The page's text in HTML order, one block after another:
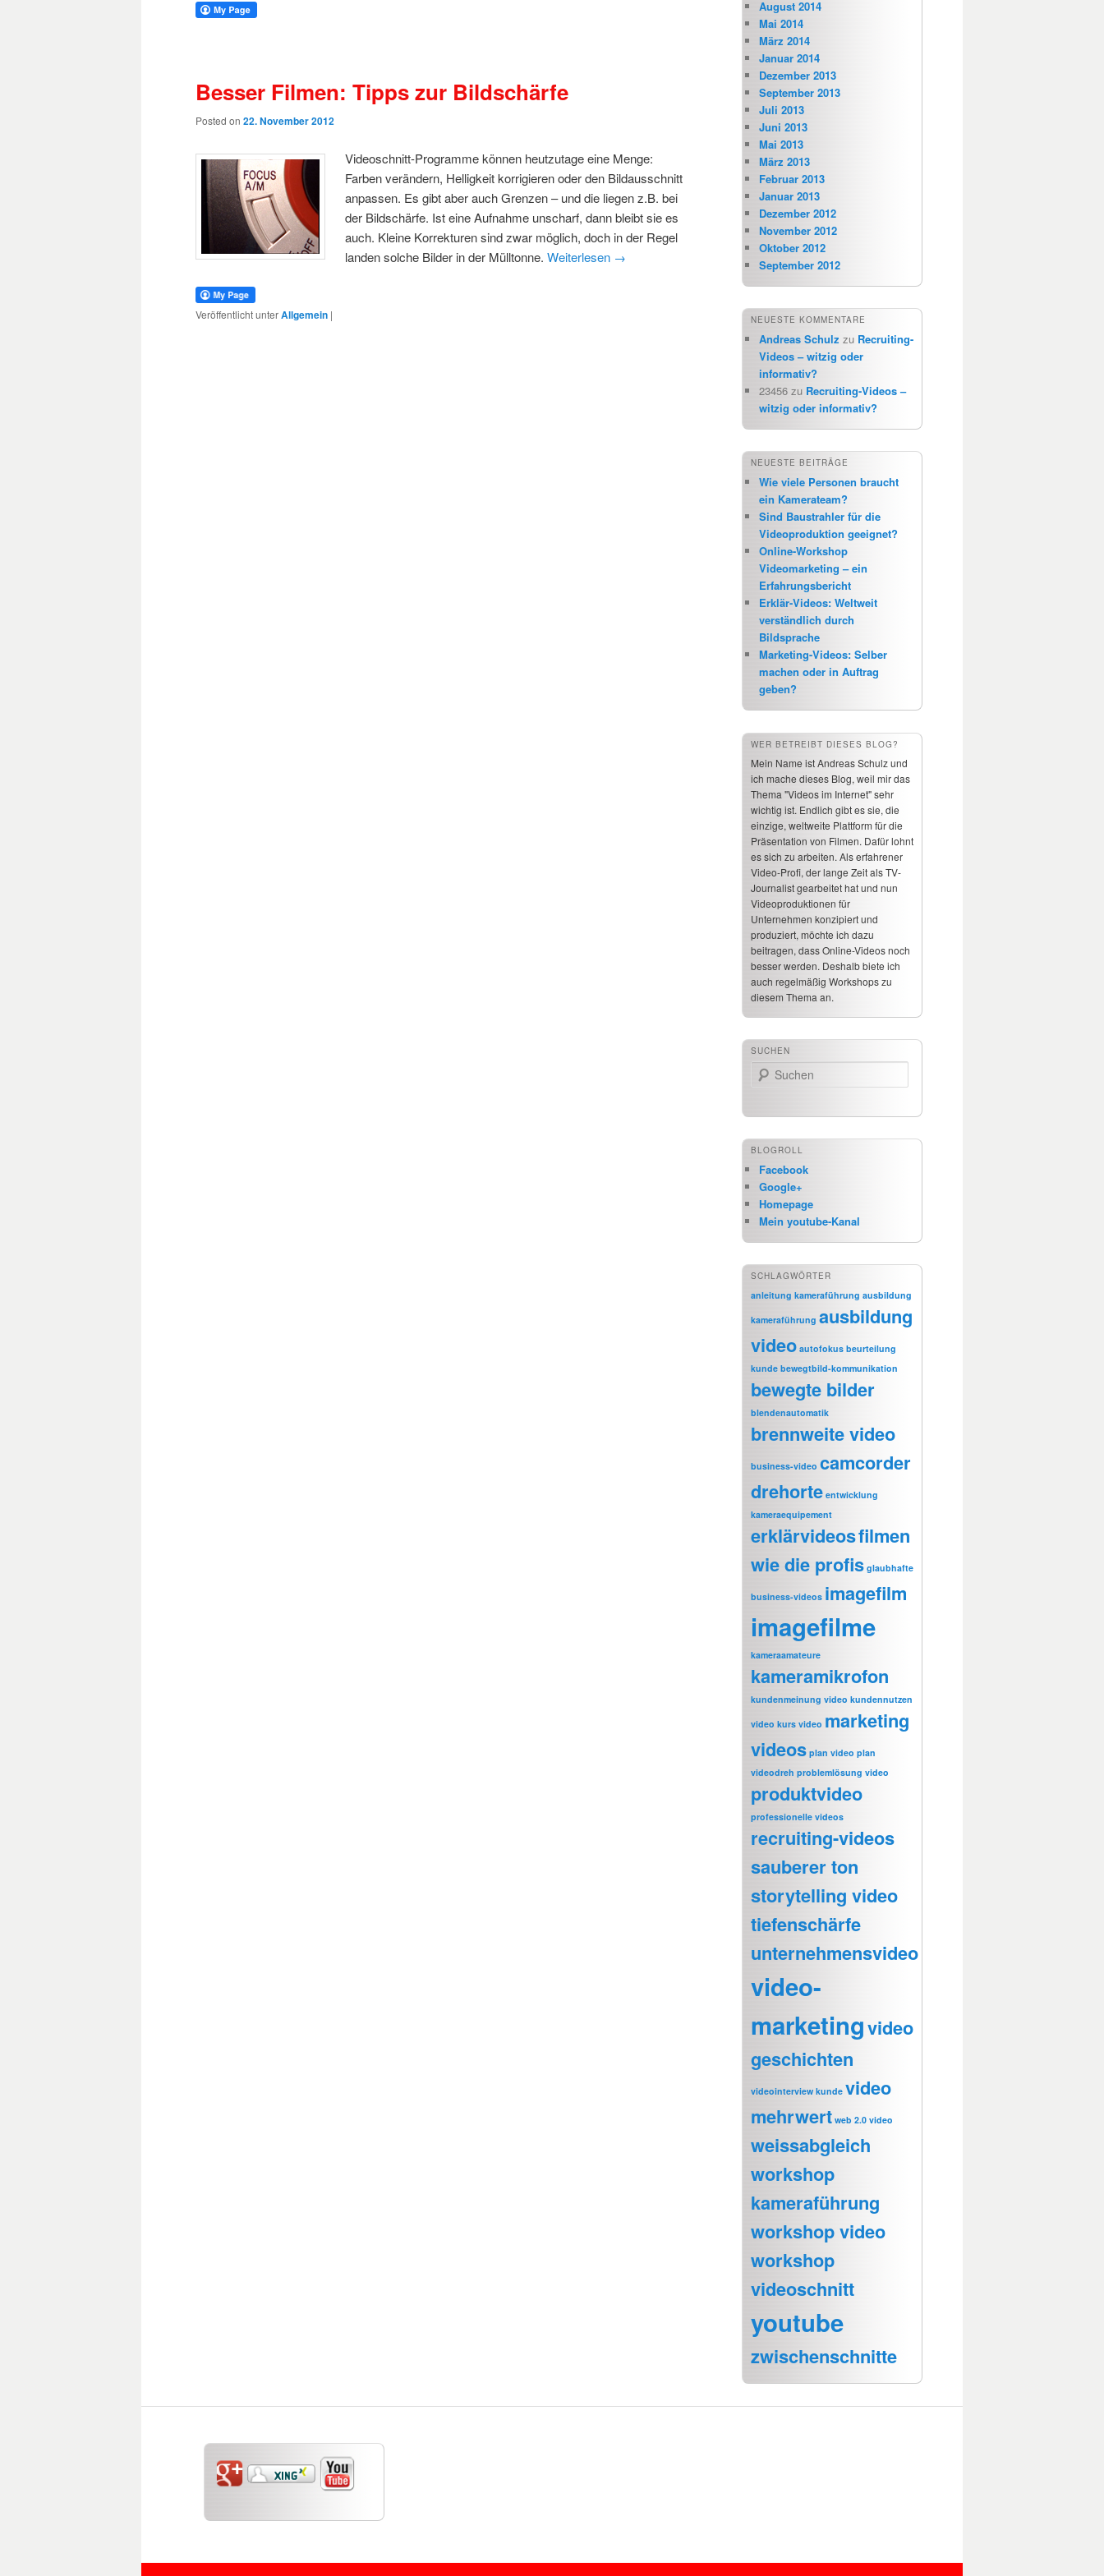
Besser Filmen: Tipps zur Bildschärfe
Posted on 22. November 2012
Videoschnitt-Programme können heutzutage eine Menge:
Farben verändern, Helligkeit korrigieren oder den Bildausschnitt
anpassen. Es gibt aber auch Grenzen – und die liegen z.B. bei
der Bildschärfe. Ist eine Aufnahme unscharf, dann bleibt sie es
auch. Kleine Korrekturen sind zwar möglich, doch in der Regel
landen solche Bilder in der Mülltonne.Weiterlesen →
Veröffentlicht unterAllgemein |
August 2014
Mai 2014
März 2014
Januar 2014
Dezember 2013
September 2013
Juli 2013
Juni 2013
Mai 2013
März 2013
Februar 2013
Januar 2013
Dezember 2012
November 2012
Oktober 2012
September 2012
NEUESTE KOMMENTARE
Andreas Schulz zu Recruiting-
Videos – witzig oder
informativ?
23456 zu Recruiting-Videos –
witzig oder informativ?
NEUESTE BEITRÄGE
Wie viele Personen braucht
ein Kamerateam?
Sind Baustrahler für die
Videoproduktion geeignet?
Online-Workshop
Videomarketing – ein
Erfahrungsbericht
Erklär-Videos: Weltweit
verständlich durch
Bildsprache
Marketing-Videos: Selber
machen oder in Auftrag
geben?
WER BETREIBT DIESES BLOG?
Mein Name ist Andreas Schulz und
ich mache dieses Blog, weil mir das
Thema "Videos im Internet" sehr
wichtig ist. Endlich gibt es sie, die
einzige, weltweite Plattform für die
Präsentation von Filmen. Dafür lohnt
es sich zu arbeiten. Als erfahrener
Video-Profi, der lange Zeit als TV-
Journalist gearbeitet hat und nun
Videoproduktionen für
Unternehmen konzipiert und
produziert, möchte ich dazu
beitragen, dass Online-Videos noch
besser werden. Deshalb biete ich
auch regelmäßig Workshops zu
diesem Thema an.
SUCHEN
Suchen
BLOGROLL
Facebook
Google+
Homepage
Mein youtube-Kanal
SCHLAGWÖRTER
anleitung kameraführung ausbildung
kameraführung ausbildung
video autofokus beurteilung
kunde bewegtbild-kommunikation
bewegte bilder
blendenautomatik
brennweite video
business-video camcorder
drehorte entwicklung
kameraequipement
erklärvideosfilmen
wie die profis glaubhafte
business-videos imagefilm
imagefilme
kameraamateure
kameramikrofon
kundenmeinung video kundennutzen
video kurs video marketing
videos plan video plan
videodreh problemlösung video
produktvideo
professionelle videos
recruiting-videos
sauberer ton
storytelling video
tiefenschärfe
unternehmensvideo
video-
marketingvideo
geschichten
videointerview kunde video
mehrwert web 2.0 video
weissabgleich
workshop
kameraführung
workshop video
workshop
videoschnitt
youtube
zwischenschnitte